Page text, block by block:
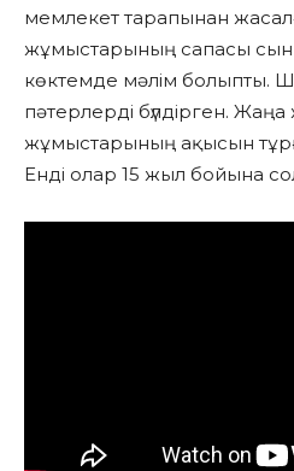
мемлекет тарапынан
жұмыстарының сапасы сын
көктемде мәлім болыпты.
пәтерлерді бүлдірген.
жұмыстарының ақысын
Енді олар 15 жыл бойына